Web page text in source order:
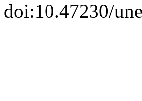
doi:10.47230/